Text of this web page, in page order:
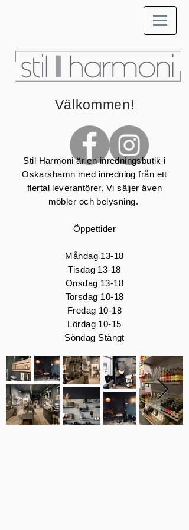
Välkommen!
Stil Harmoni är eninredningsbutik i
Oskarshamn med inredning från ett
flertal leverantörer. Vi säljer även
möbler och belysning.
Öppettider
Måndag 13-18
Tisdag 13-18
Onsdag 13-18
Torsdag 10-18
Fredag 10-18
Lördag 10-15
Söndag Stängt